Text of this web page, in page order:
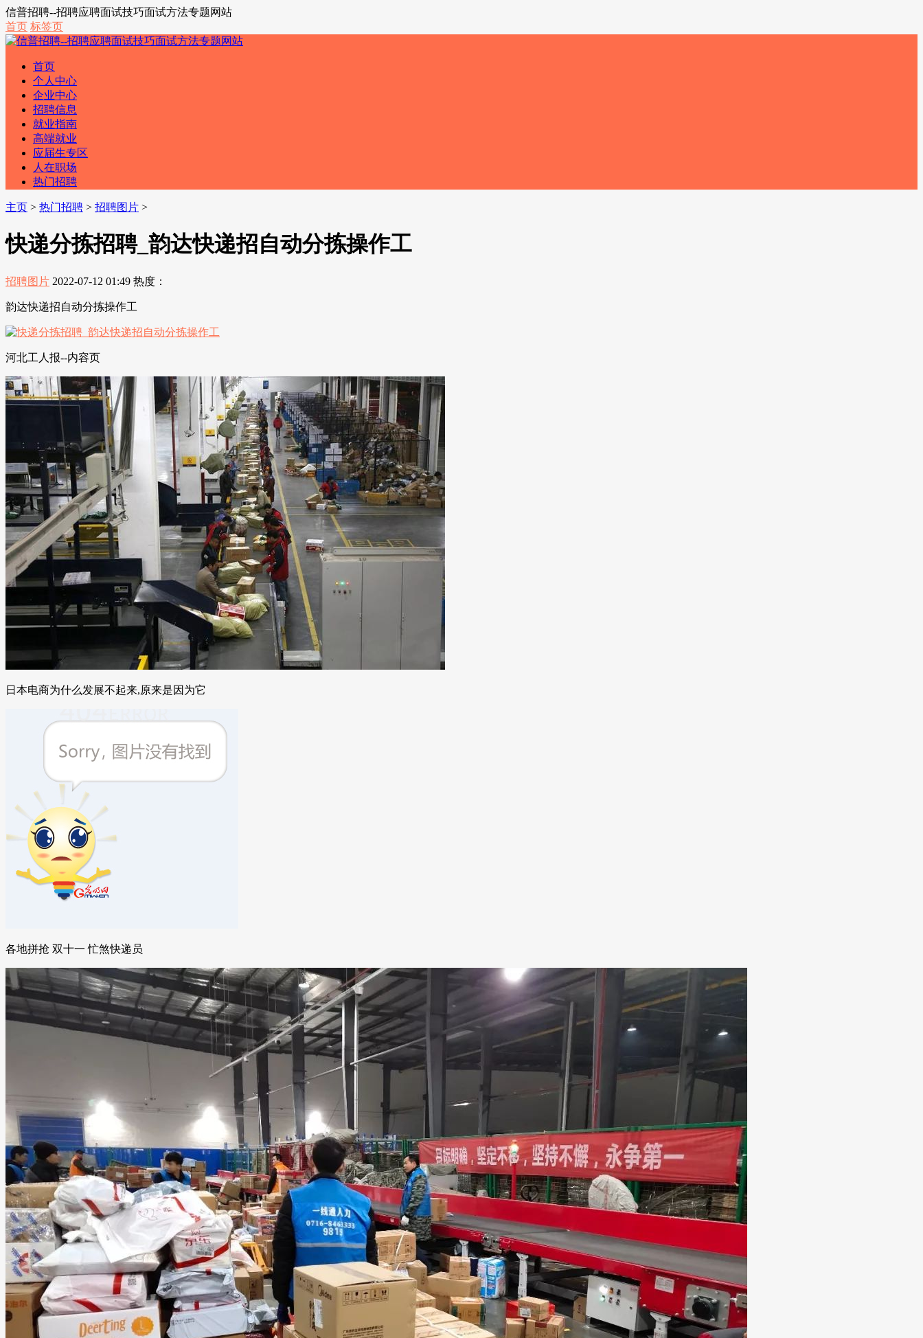
信普招聘--招聘应聘面试技巧面试方法专题网站
首页 标签页
首页
个人中心
企业中心
招聘信息
就业指南
高端就业
应届生专区
人在职场
热门招聘
主页 > 热门招聘 > 招聘图片 >
快递分拣招聘_韵达快递招自动分拣操作工
招聘图片 2022-07-12 01:49 热度：
韵达快递招自动分拣操作工
河北工人报--内容页
日本电商为什么发展不起来,原来是因为它
各地拼抢 双十一 忙煞快递员